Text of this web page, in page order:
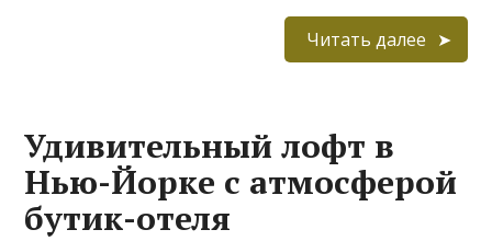
Читать далее
Удивительный лофт в
Нью-Йорке с атмосферой
бутик-отеля